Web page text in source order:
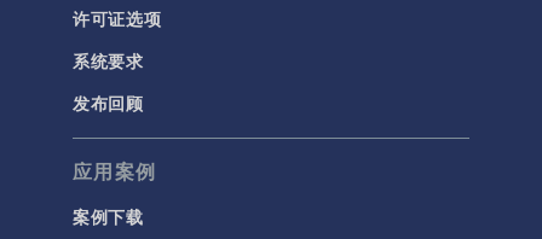
RF 与微波工程
低频电磁学
半导体器件
带电粒子追踪
波动光学
许可证选项
系统要求
发布回顾
应用案例
案例下载